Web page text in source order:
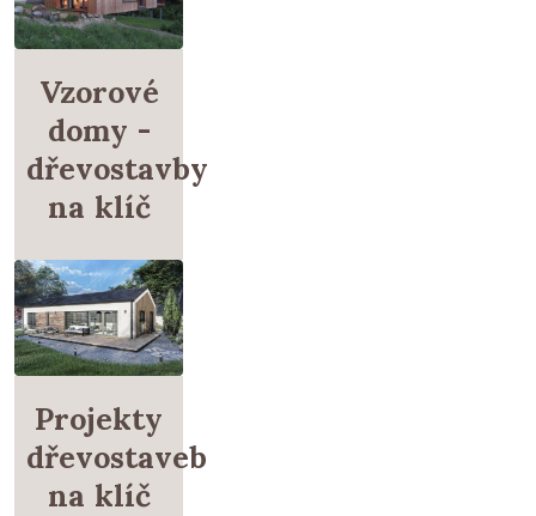
Vzorové
domy -
dřevostavby
na klíč
Projekty
dřevostaveb
na klíč